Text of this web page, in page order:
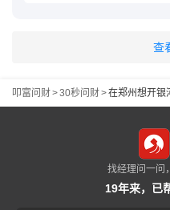
查
叩富问财>30秒问财>在郑州想开银
找经理问一问
19年来，已